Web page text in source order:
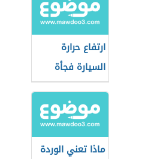
ارتفاع حرارة
السيارة فجأة
ماذا تعني الوردة